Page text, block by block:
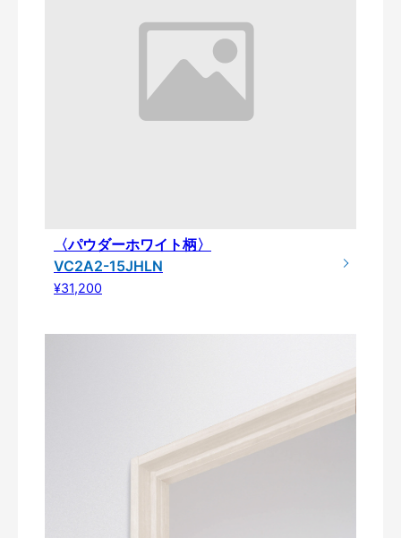
〈パウダーホワイト柄〉
VC2A2-15JHLN
¥31,200